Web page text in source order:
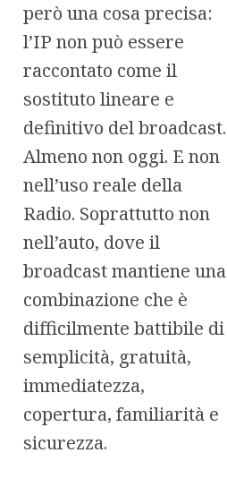
però una cosa precisa:
l’IP non può essere
raccontato come il
sostituto lineare e
definitivo del broadcast.
Almeno non oggi. E non
nell’uso reale della
Radio. Soprattutto non
nell’auto, dove il
broadcast mantiene una
combinazione che è
difficilmente battibile di
semplicità, gratuità,
immediatezza,
copertura, familiarità e
sicurezza.